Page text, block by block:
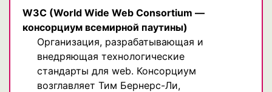
W3C (World Wide Web Consortium —
консорциум всемирной паутины)
Организация, разрабатывающая и
внедряющая технологические
стандарты для web. Консорциум
возглавляет Тим Бернерс-Ли,